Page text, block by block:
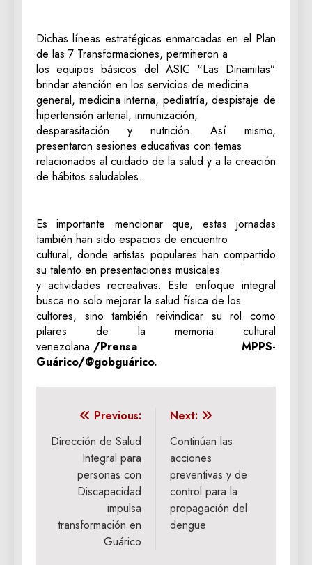
Dichas líneas estratégicas enmarcadas en el Plan
de las 7 Transformaciones, permitieron a
los equipos básicos del ASIC “Las Dinamitas”
brindar atención en los servicios de medicina
general, medicina interna, pediatría, despistaje de
hipertensión arterial, inmunización,
desparasitación y nutrición. Así mismo,
presentaron sesiones educativas con temas
relacionados al cuidado de la salud y a la creación
de hábitos saludables.
Es importante mencionar que, estas jornadas
también han sido espacios de encuentro
cultural, donde artistas populares han compartido
su talento en presentaciones musicales
y actividades recreativas. Este enfoque integral
busca no solo mejorar la salud física de los
cultores, sino también reivindicar su rol como
pilares de la memoria cultural
venezolana./Prensa MPPS-
Guárico/@gobguárico.
Navegación
de
entradas
Previous:
Dirección de Salud
Integral para
personas con
Discapacidad
impulsa
transformación en
Guárico
Next:
Continúan las
acciones
preventivas y de
control para la
propagación del
dengue